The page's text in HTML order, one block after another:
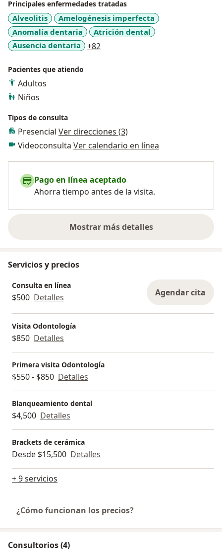
Principales enfermedades tratadas
Alveolitis
Amelogénesis imperfecta
Anomalía dentaria
Atrición dental
Ausencia dentaria
+82
Pacientes que atiendo
Adultos
Niños
Tipos de consulta
Presencial Ver direcciones (3)
Videoconsulta Ver calendario en línea
Pago en línea aceptado
Ahorra tiempo antes de la visita.
Mostrar más detalles
sobre la experiencia
Servicios y precios
Consulta en línea
$500 Detalles Agendar cita
Visita Odontología
$850 Detalles
Primera visita Odontología
$550 - $850 Detalles
Blanqueamiento dental
$4,500 Detalles
Brackets de cerámica
Desde $15,500 Detalles
+ 9 servicios
¿Cómo funcionan los precios?
Consultorios (4)